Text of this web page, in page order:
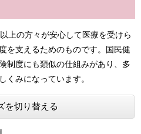
上の方々が安心して医療を受けら
を支えるためのものです。国民健
制度にも類似の仕組みがあり、多
くみになっています。
を切り替える